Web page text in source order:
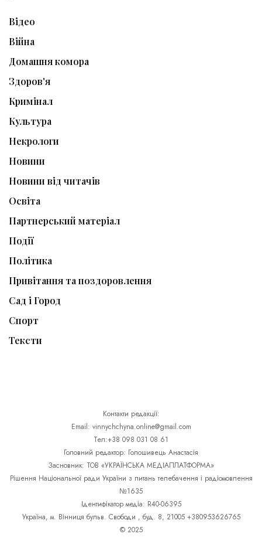
Відео
Війна
Домашня комора
Здоров'я
Кримінал
Культура
Некрологи
Новини
Новини від читачів
Освіта
Партнерський матеріал
Події
Політика
Привітання та поздоровлення
Сад і Город
Спорт
Тексти
Контакти редакції:
Email: vinnychchyna.online@gmail.com
Тел:+38 098 031 08 61
Головний редактор: Голошивець Анастасія
Засновник: ТОВ «УКРАЇНСЬКА МЕДІАПЛАТФОРМА»
Рішення Національної ради України з питань телебачення і радіомовлення
№1635
Ідентифікатор медіа: R40-06395
Україна, м. Вінниця бульв. Свободи , буд. 8, 21005 +380953626765
© 2025